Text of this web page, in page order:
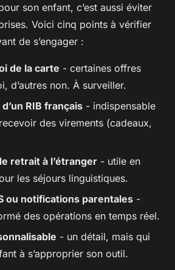
son enfant, c’est aussi éviter
Voici cinq points à vérifier
de s’engager :
de la carte - certaines offres
d’autres non. À surveiller.
RIB français - indispensable
des virements (cadeaux,
retrait à l’étranger - utile en
les séjours linguistiques.
ou notifications parentales -
des opérations en temps réel.
- un détail, mais qui
à s’approprier son outil.